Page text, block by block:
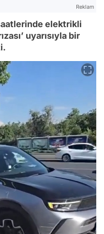
Reklam
elektrikli
uyarısıyla bir